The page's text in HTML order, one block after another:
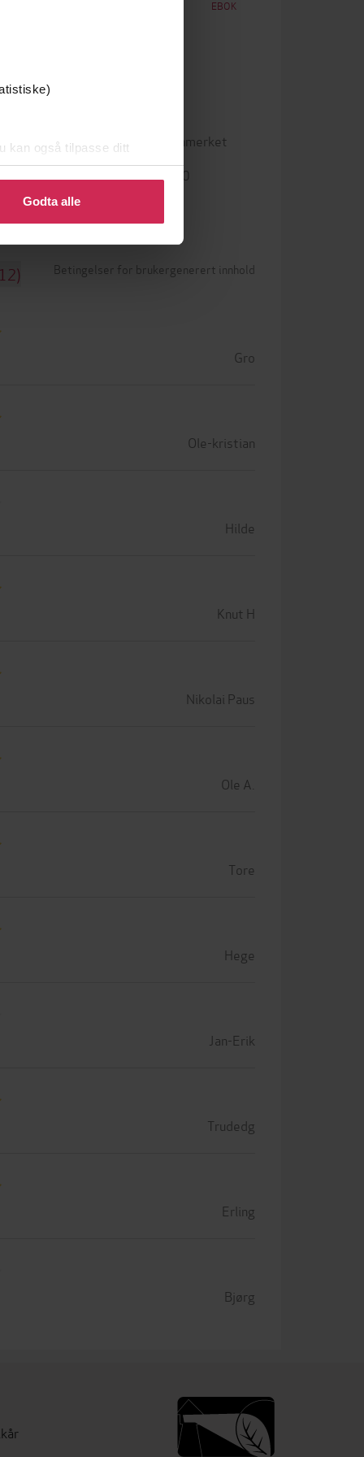
kan også tilpasse ditt
eller endre ditt samtykke.
Godta alle
EBOK
DRM-beskyttelse Vannmerket
ISBN 9788202338640
Betingelser for brukergenerert innhold
Gro
Ole-kristian
Hilde
Knut H
Nikolai Paus
Ole A.
Tore
Hege
Jan-Erik
Trudedg
Erling
Bjørg